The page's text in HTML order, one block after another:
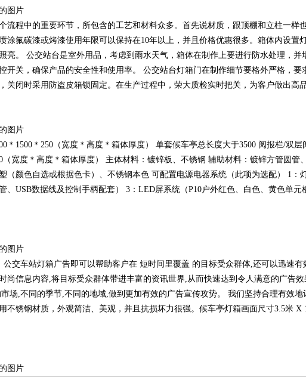
图片
流程中的重要环节，所包含的工艺和材料众多。首先说材质，跟顶棚和立柱一
涂氟碳漆或烤漆使用年限可以保持在10年以上，并且价格优惠很多。箱体内设
亮。 公交站台是室外用品，考虑到雨水天气，箱体在制作上要进行防水处理，
开关，确保产品的安全性和使用率。 公交站台灯箱门在制作细节要格外严格，
关闭时采用防盗皮箱锁固定。在生产过程中，荣大质检实时把关，为客户做出高
图片
＊1500＊250（宽度＊高度＊箱体厚度） 单套候车亭总长度大于3500 阅报栏/双
（宽度＊高度＊箱体厚度） 主体材料：镀锌板、不锈钢 辅助材料：镀锌方管圆
（颜色自选或根据色卡）、不锈钢本色 可配置电源电器系统（此项为选配） 1
、USB数据线及控制手柄配套） 3：LED屏系统（P10户外红色、白色、黄色单
图片
公交车站灯箱广告即可以帮助客户在 短时间里覆盖 的目标受众群体,还可以迅速
尚信息内容,将目标受众群体带进丰富的资讯世界,从而快速达到令人满意的广告
场,不同的季节,不同的地域,做到更加有效的广告宣传攻势。 我们坚持合理有效
不锈钢材质，外观简洁、美观，并且抗损坏力很强。候车亭灯箱画面尺寸3.5米
图片